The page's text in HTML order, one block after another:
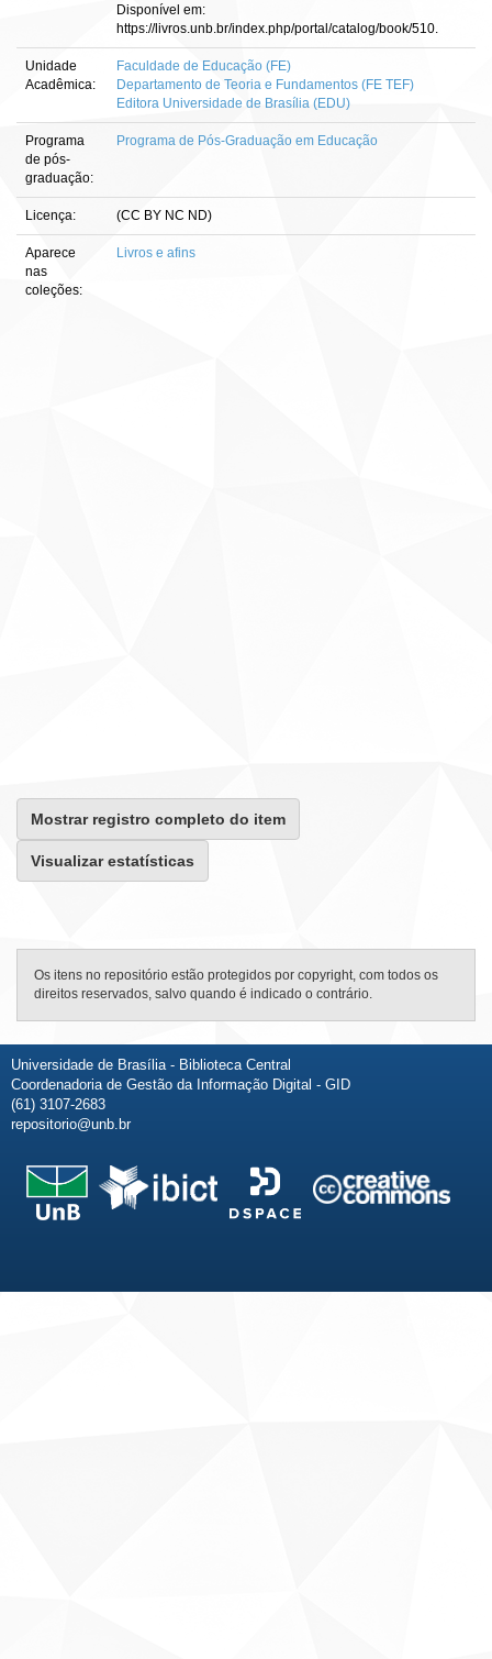
Disponível em:
https://livros.unb.br/index.php/portal/catalog/book/510.
Unidade
Acadêmica:
Faculdade de Educação (FE)
Departamento de Teoria e Fundamentos (FE TEF)
Editora Universidade de Brasília (EDU)
Programa
de pós-
graduação:
Programa de Pós-Graduação em Educação
Licença: (CC BY NC ND)
Aparece
nas
coleções:
Livros e afins
Mostrar registro completo do item
Visualizar estatísticas
Os itens no repositório estão protegidos por copyright, com todos os
direitos reservados, salvo quando é indicado o contrário.
Universidade de Brasília - Biblioteca Central
Coordenadoria de Gestão da Informação Digital - GID
(61) 3107-2683
repositorio@unb.br